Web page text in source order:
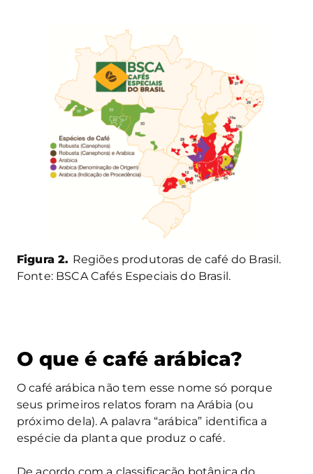
Figura 2. Regiões produtoras de café do Brasil.
Fonte: BSCA Cafés Especiais do Brasil.
O que é café arábica?
O café arábica não tem esse nome só porque
seus primeiros relatos foram na Arábia (ou
próximo dela). A palavra “arábica” identifica a
espécie da planta que produz o café.